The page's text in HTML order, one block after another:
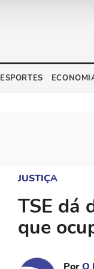
ESPORTES
JUSTIÇA
TSE dá
que